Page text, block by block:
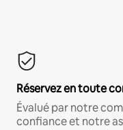
Réservez en toute
Évalué par notre
confiance et notre